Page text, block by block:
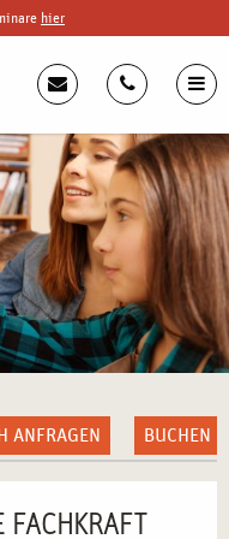
hier
ANFRAGEN BUCHEN